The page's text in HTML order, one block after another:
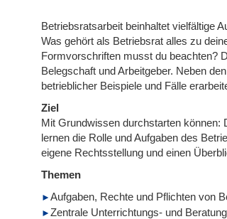
Betriebsratsarbeit beinhaltet vielfältige
Was gehört als Betriebsrat alles zu
Formvorschriften musst du beachten?
Belegschaft und Arbeitgeber. Neben
betrieblicher Beispiele und Fälle
Ziel
Mit Grundwissen durchstarten können:
lernen die Rolle und Aufgaben des
eigene Rechtsstellung und einen
Themen
Aufgaben, Rechte und Pflichten von
Zentrale Unterrichtungs- und